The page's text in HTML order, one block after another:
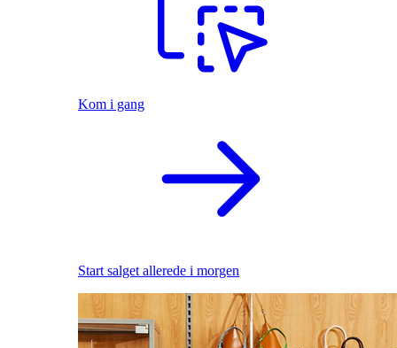
Kom i gang
Start salget allerede i morgen